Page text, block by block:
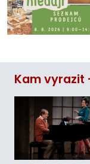
Kam vyrazit